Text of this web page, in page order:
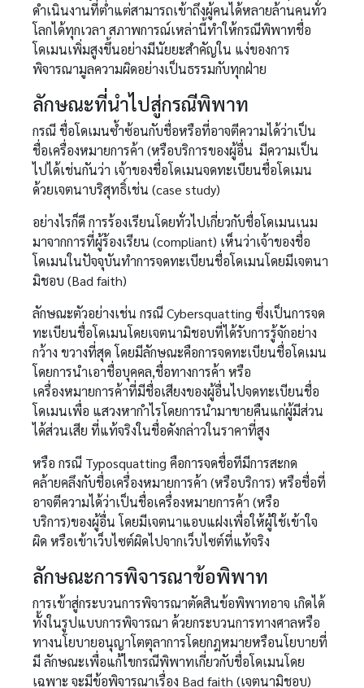
ดำเนินงานที่ต่ำแต่สามารถเข้าถึงผู้คนได้หลายล้านคนทั่ว
โลกได้ทุกเวลา สภาพการณ์เหล่านี้ทำให้กรณีพิพาทชื่อ
โดเมนเพิ่มสูงขึ้นอย่างมีนัยยะสำคัญใน แง่ของการ
พิจารณามูลความผิดอย่างเป็นธรรมกับทุกฝ่าย
ลักษณะที่นำไปสู่กรณีพิพาท
กรณี ชื่อโดเมนซ้ำซ้อนกับชื่อหรือที่อาจตีความได้ว่าเป็น
ชื่อเครื่องหมายการค้า (หรือบริการของผู้อื่น มีความเป็น
ไปได้เช่นกันว่า เจ้าของชื่อโดเมนจดทะเบียนชื่อโดเมน
ด้วยเจตนาบริสุทธิ์เช่น (case study)
อย่างไรก็ดี การร้องเรียนโดยทั่วไปเกี่ยวกับชื่อโดเมนเนม
มาจากการที่ผู้ร้องเรียน (compliant) เห็นว่าเจ้าของชื่อ
โดเมนในปัจจุบันทำการจดทะเบียนชื่อโดเมนโดยมีเจตนา
มิชอบ (Bad faith)
ลักษณะตัวอย่างเช่น กรณี Cybersquatting ซึ่งเป็นการจด
ทะเบียนชื่อโดเมนโดยเจตนามิชอบที่ได้รับการรู้จักอย่าง
กว้าง ขวางที่สุด โดยมีลักษณะคือการจดทะเบียนชื่อโดเมน
โดยการนำเอาชื่อบุคคล,ชื่อทางการค้า หรือ
เครื่องหมายการค้าที่มีชื่อเสียงของผู้อื่นไปจดทะเบียนชื่อ
โดเมนเพื่อ แสวงหากำไรโดยการนำมาขายคืนแก่ผู้มีส่วน
ได้ส่วนเสีย ที่แท้จริงในชื่อดังกล่าวในราคาที่สูง
หรือ กรณี Typosquatting คือการจดชื่อทีมีการสะกด
คล้ายคลึงกับชื่อเครื่องหมายการค้า (หรือบริการ) หรือชื่อที่
อาจตีความได้ว่าเป็นชื่อเครื่องหมายการค้า (หรือ
บริการ)ของผู้อื่น โดยมีเจตนาแอบแฝงเพื่อให้ผู้ใช้เข้าใจ
ผิด หรือเข้าเว็บไซต์ผิดไปจากเว็บไซต์ที่แท้จริง
ลักษณะการพิจารณาข้อพิพาท
การเข้าสู่กระบวนการพิจารณาตัดสินข้อพิพาทอาจ เกิดได้
ทั้งในรูปแบบการพิจารณา ด้วยกระบวนการทางศาลหรือ
ทางนโยบายอนุญาโตตุลาการโดยกฎหมายหรือนโยบายที่
มี ลักษณะเพื่อแก้ไขกรณีพิพาทเกี่ยวกับชื่อโดเมนโดย
เฉพาะ จะมีข้อพิจารณาเรื่อง Bad faith (เจตนามิชอบ)